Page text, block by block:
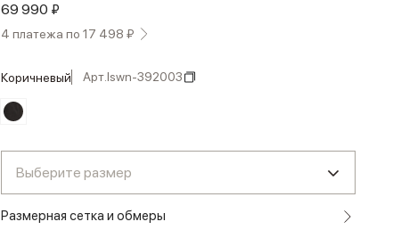
69 990 ₽
4 платежа по 17 498 ₽
коричневый Арт.lswn-392003
Выберите размер
Размерная сетка и обмеры